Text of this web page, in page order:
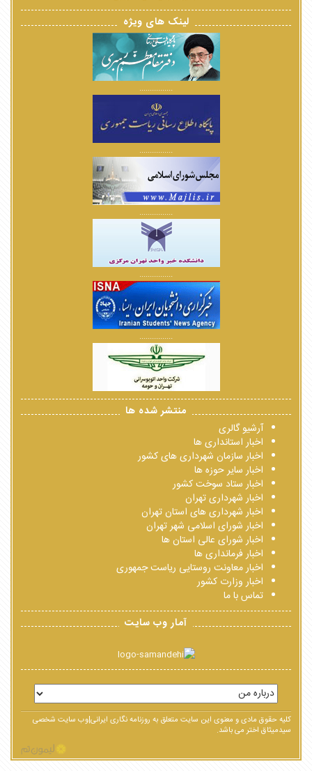
لینک های ویژه
................
................
................
................
................
منتشر شده ها
آرشیو گالری
اخبار استانداری ها
اخبار سازمان شهرداری های کشور
اخبار سایر حوزه ها
اخبار ستاد سوخت کشور
اخبار شهرداری تهران
اخبار شهرداری های استان تهران
اخبار شورای اسلامی شهر تهران
اخبار شورای عالی استان ها
اخبار فرمانداری ها
اخبار معاونت روستایی ریاست جمهوری
اخبار وزارت کشور
تماس با ما
آمار وب سایت
کلیه حقوق مادی و معنوی این سایت متعلق به روزنامه نگاری ایرانی|وب سایت شخصی
سیدمیثاق اختر می باشد.